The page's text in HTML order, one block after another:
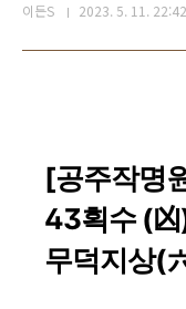
이든S 2023. 5. 11. 22:42
[공주작명
43획수 (
무덕지상(